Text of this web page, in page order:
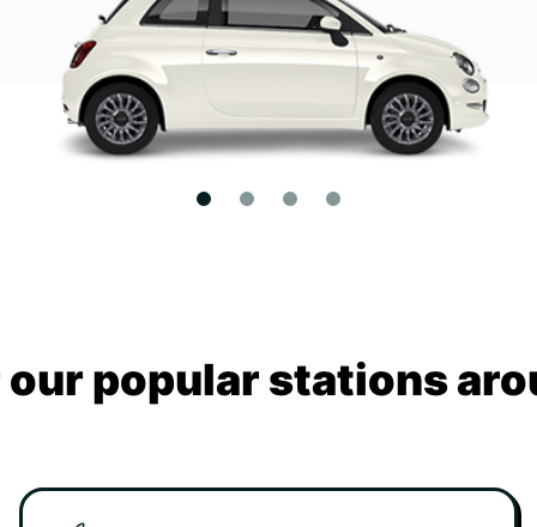
popular stations